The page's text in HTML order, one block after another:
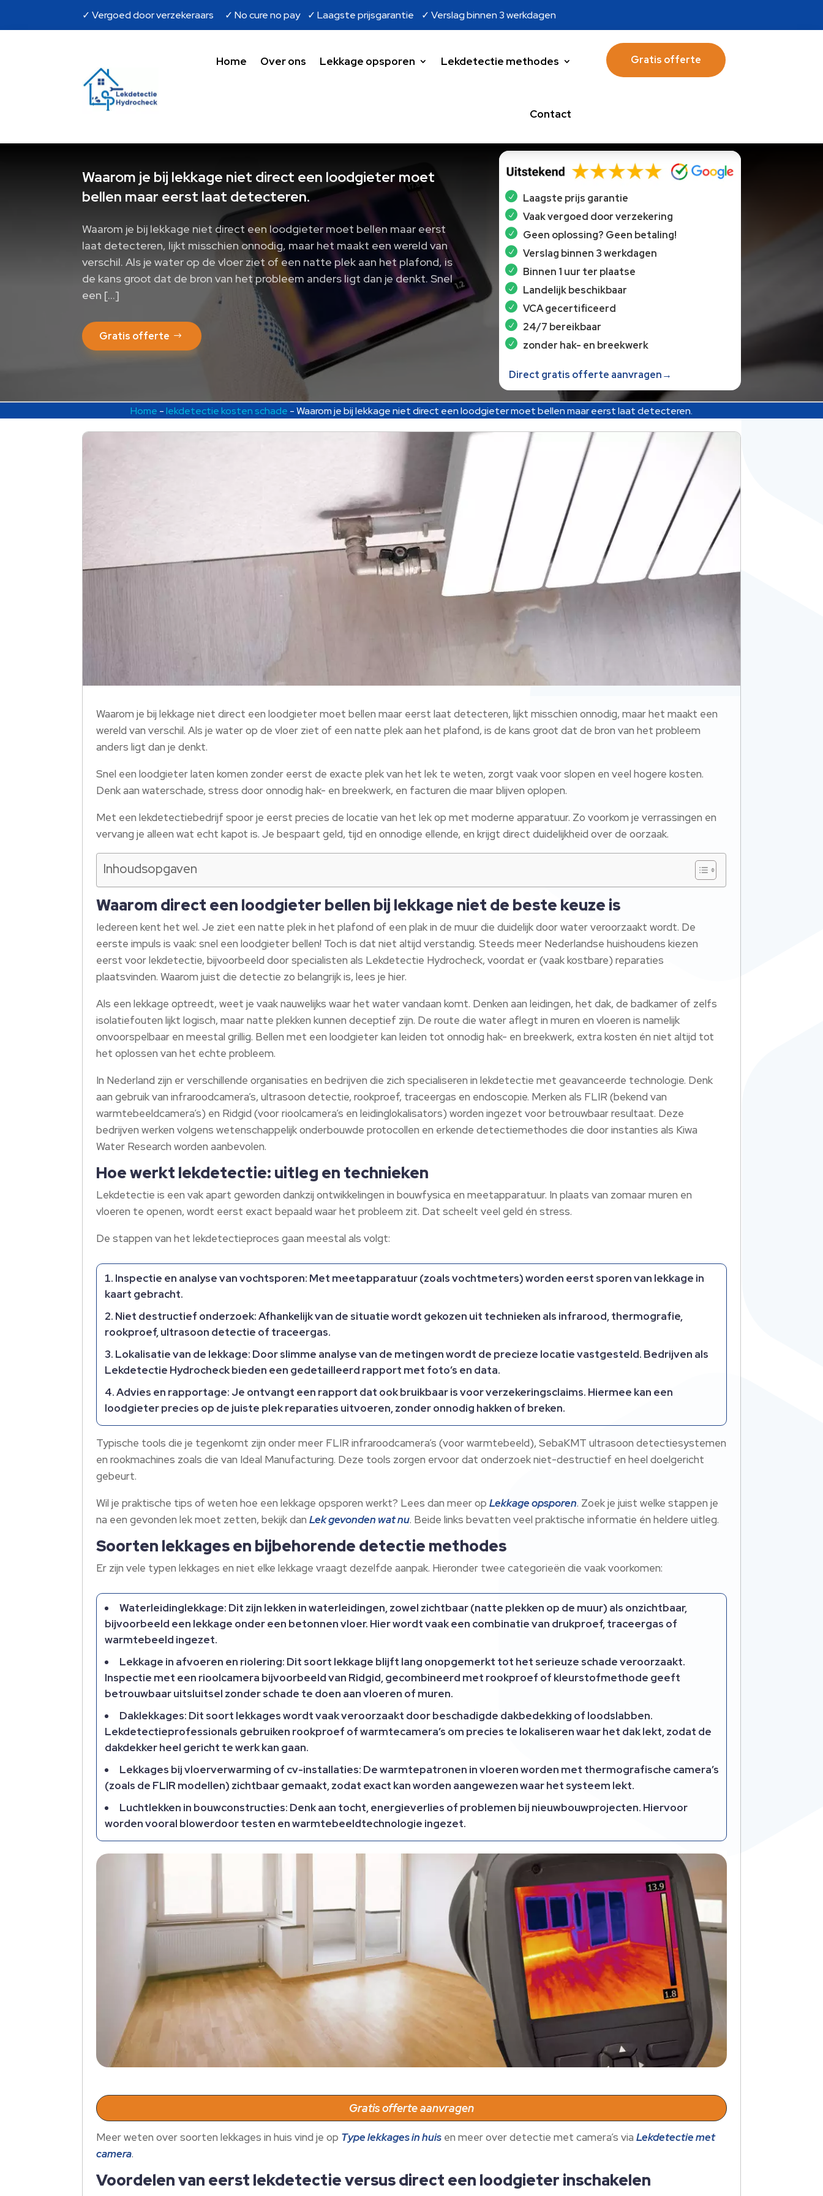
✓ Vergoed door verzekeraars ✓ No cure no pay ✓ Laagste prijsgarantie ✓ Verslag binnen 3 werkdagen
Home Over ons Lekkage opsporen Lekdetectie methodes
Contact
Gratis offerte
Waarom je bij lekkage niet direct een loodgieter moet
bellen maar eerst laat detecteren.
Waarom je bij lekkage niet direct een loodgieter moet bellen maar eerst
laat detecteren, lijkt misschien onnodig, maar het maakt een wereld van
verschil. Als je water op de vloer ziet of een natte plek aan het plafond, is
de kans groot dat de bron van het probleem anders ligt dan je denkt. Snel
een […]
Gratis offerte
Laagste prijs garantie
Vaak vergoed door verzekering
Geen oplossing? Geen betaling!
Verslag binnen 3 werkdagen
Binnen 1 uur ter plaatse
Landelijk beschikbaar
VCA gecertificeerd
24/7 bereikbaar
zonder hak- en breekwerk
Direct gratis offerte aanvragen→
Home -lekdetectie kosten schade -Waarom je bij lekkage niet direct een loodgieter moet bellen maar eerst laat detecteren.
Waarom je bij lekkage niet direct een loodgieter moet bellen maar eerst laat detecteren, lijkt misschien onnodig, maar het maakt een
wereld van verschil. Als je water op de vloer ziet of een natte plek aan het plafond, is de kans groot dat de bron van het probleem
anders ligt dan je denkt.
Snel een loodgieter laten komen zonder eerst de exacte plek van het lek te weten, zorgt vaak voor slopen en veel hogere kosten.
Denk aan waterschade, stress door onnodig hak- en breekwerk, en facturen die maar blijven oplopen.
Met een lekdetectiebedrijf spoor je eerst precies de locatie van het lek op met moderne apparatuur. Zo voorkom je verrassingen en
vervang je alleen wat echt kapot is. Je bespaart geld, tijd en onnodige ellende, en krijgt direct duidelijkheid over de oorzaak.
Inhoudsopgaven
Waarom direct een loodgieter bellen bij lekkage niet de beste keuze is
Iedereen kent het wel. Je ziet een natte plek in het plafond of een plak in de muur die duidelijk door water veroorzaakt wordt. De
eerste impuls is vaak: snel een loodgieter bellen! Toch is dat niet altijd verstandig. Steeds meer Nederlandse huishoudens kiezen
eerst voor lekdetectie, bijvoorbeeld door specialisten als Lekdetectie Hydrocheck, voordat er (vaak kostbare) reparaties
plaatsvinden. Waarom juist die detectie zo belangrijk is, lees je hier.
Als een lekkage optreedt, weet je vaak nauwelijks waar het water vandaan komt. Denken aan leidingen, het dak, de badkamer of zelfs
isolatiefouten lijkt logisch, maar natte plekken kunnen deceptief zijn. De route die water aflegt in muren en vloeren is namelijk
onvoorspelbaar en meestal grillig. Bellen met een loodgieter kan leiden tot onnodig hak- en breekwerk, extra kosten én niet altijd tot
het oplossen van het echte probleem.
In Nederland zijn er verschillende organisaties en bedrijven die zich specialiseren in lekdetectie met geavanceerde technologie. Denk
aan gebruik van infraroodcamera’s, ultrasoon detectie, rookproef, traceergas en endoscopie. Merken als FLIR (bekend van
warmtebeeldcamera’s) en Ridgid (voor rioolcamera’s en leidinglokalisators) worden ingezet voor betrouwbaar resultaat. Deze
bedrijven werken volgens wetenschappelijk onderbouwde protocollen en erkende detectiemethodes die door instanties als Kiwa
Water Research worden aanbevolen.
Hoe werkt lekdetectie: uitleg en technieken
Lekdetectie is een vak apart geworden dankzij ontwikkelingen in bouwfysica en meetapparatuur. In plaats van zomaar muren en
vloeren te openen, wordt eerst exact bepaald waar het probleem zit. Dat scheelt veel geld én stress.
De stappen van het lekdetectieproces gaan meestal als volgt:
Inspectie en analyse van vochtsporen: Met meetapparatuur (zoals vochtmeters) worden eerst sporen van lekkage in
kaart gebracht.
Niet destructief onderzoek: Afhankelijk van de situatie wordt gekozen uit technieken als infrarood, thermografie,
rookproef, ultrasoon detectie of traceergas.
Lokalisatie van de lekkage: Door slimme analyse van de metingen wordt de precieze locatie vastgesteld. Bedrijven als
Lekdetectie Hydrocheck bieden een gedetailleerd rapport met foto’s en data.
Advies en rapportage: Je ontvangt een rapport dat ook bruikbaar is voor verzekeringsclaims. Hiermee kan een
loodgieter precies op de juiste plek reparaties uitvoeren, zonder onnodig hakken of breken.
Typische tools die je tegenkomt zijn onder meer FLIR infraroodcamera’s (voor warmtebeeld), SebaKMT ultrasoon detectiesystemen
en rookmachines zoals die van Ideal Manufacturing. Deze tools zorgen ervoor dat onderzoek niet-destructief en heel doelgericht
gebeurt.
Wil je praktische tips of weten hoe een lekkage opsporen werkt? Lees dan meer opLekkage opsporen. Zoek je juist welke stappen je
na een gevonden lek moet zetten, bekijk danLek gevonden wat nu. Beide links bevatten veel praktische informatie én heldere uitleg.
Soorten lekkages en bijbehorende detectie methodes
Er zijn vele typen lekkages en niet elke lekkage vraagt dezelfde aanpak. Hieronder twee categorieën die vaak voorkomen:
Waterleidinglekkage: Dit zijn lekken in waterleidingen, zowel zichtbaar (natte plekken op de muur) als onzichtbaar,
bijvoorbeeld een lekkage onder een betonnen vloer. Hier wordt vaak een combinatie van drukproef, traceergas of
warmtebeeld ingezet.
Lekkage in afvoeren en riolering: Dit soort lekkage blijft lang onopgemerkt tot het serieuze schade veroorzaakt.
Inspectie met een rioolcamera bijvoorbeeld van Ridgid, gecombineerd met rookproef of kleurstofmethode geeft
betrouwbaar uitsluitsel zonder schade te doen aan vloeren of muren.
Daklekkages: Dit soort lekkages wordt vaak veroorzaakt door beschadigde dakbedekking of loodslabben.
Lekdetectieprofessionals gebruiken rookproef of warmtecamera’s om precies te lokaliseren waar het dak lekt, zodat de
dakdekker heel gericht te werk kan gaan.
Lekkages bij vloerverwarming of cv-installaties: De warmtepatronen in vloeren worden met thermografische camera’s
(zoals de FLIR modellen) zichtbaar gemaakt, zodat exact kan worden aangewezen waar het systeem lekt.
Luchtlekken in bouwconstructies: Denk aan tocht, energieverlies of problemen bij nieuwbouwprojecten. Hiervoor
worden vooral blowerdoor testen en warmtebeeldtechnologie ingezet.
Gratis offerte aanvragen
Meer weten over soorten lekkages in huis vind je op Type lekkages in huis en meer over detectie met camera’s viaLekdetectie met
camera.
Voordelen van eerst lekdetectie versus direct een loodgieter inschakelen